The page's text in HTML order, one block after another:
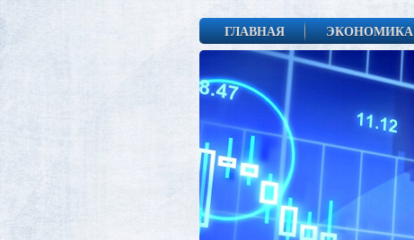
ГЛАВНАЯ ЭКОНОМИКА